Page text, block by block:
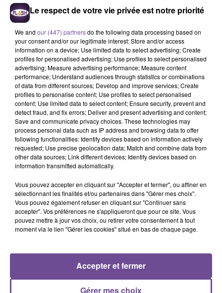
Une société de la Souterraine spécialisée dans le secteur du
bâtiment recherche une secrétaire du bâtiment (H/F). Vos
tâches : accueil, mise en forme des documents, élaboration
des devis, facturation et préparation paies.Vous possédez
déjà une première expérience dans le domaine administratif.
Vous travaillerez 8h hebdomadaire. Il s’agit d’un CDD de 32
Référence de l’offre Pôle Emploi : 141GQFZ
RADIO ACTUS
Le respect de votre vie privée est notre priorité
We and our (447) partnersdo the following data processing based on
your consent and/or our legitimate interest: Store and/or access
information on a device; Use limited data to select advertising; Create
profiles for personalised advertising; Use profiles to select personalised
advertising; Measure advertising performance; Measure content
performance; Understand audiences through statistics or combinations
of data from different sources; Develop and improve services; Create
profiles to personalise content; Use profiles to select personalised
content; Use limited data to select content; Ensure security, prevent and
detect fraud, and fix errors; Deliver and present advertising and content;
Save and communicate privacy choices. These technologies may
process personal data such as IP address and browsing data to offer
following functionalities: Identify devices based on information actively
requested; Use precise geolocation data; Match and combine data from
other data sources; Link different devices; Identify devices based on
information transmitted automatically.
Vous pouvez accepter en cliquant sur "Accepter et fermer", ou affiner en
sélectionnant les finalités et/ou partenaires dans "Gérer mes choix".
Vous pouvez également refuser en cliquant sur "Continuer sans
accepter". Vos préférences ne s'appliqueront que pour ce site. Vous
pouvez mettre à jour vos choix, ou retirer votre consentement à tout
moment via le lien "Gérer les cookies" situé en bas de chaque page.
Gérer mes choix
Accepter et fermer